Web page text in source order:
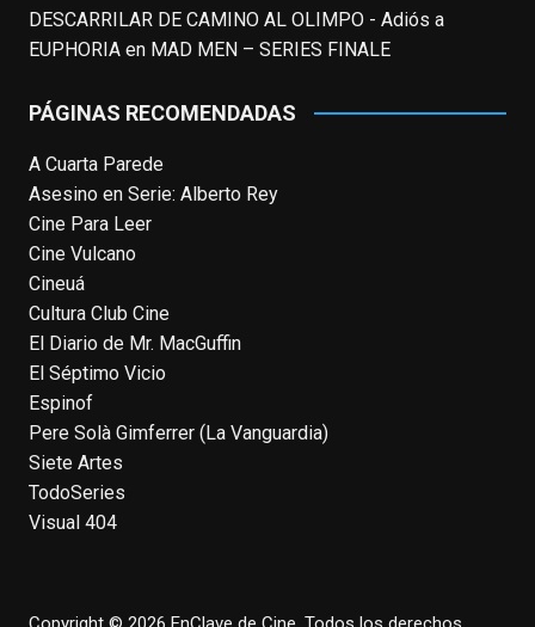
#LaCazaDelOctubreRojo ,#elpianoo el
telefilm #Merlín, por la que fue nominado al
Photo
View on Facebook
Hoy cumple 70 años Tom Hanks, uno de
los actores más aclamados, versátiles y
queridos de las últimas décadas, ganador
de dos Oscar (consecutivos). Es difícil
escoger sus mejores interpretaciones, pero
aquí va una humilde intento. ¿Qué pensáis
vosotros?
hanks
DESCARRILAR DE CAMINO AL OLIMPO - Adiós a
EUPHORIAen MAD MEN – SERIES FINALE
PÁGINAS RECOMENDADAS
A Cuarta Parede
Asesino en Serie: Alberto Rey
Cine Para Leer
Cine Vulcano
Cineuá
Cultura Club Cine
El Diario de Mr. MacGuffin
El Séptimo Vicio
Espinof
Pere Solà Gimferrer (La Vanguardia)
Siete Artes
TodoSeries
Visual 404